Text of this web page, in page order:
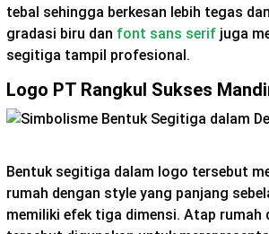
tebal sehingga berkesan lebih tegas
gradasi biru dan font sans serif juga
segitiga tampil profesional.
Logo PT Rangkul Sukses
Bentuk segitiga dalam logo tersebut
rumah dengan style yang panjang
memiliki efek tiga dimensi. Atap rumah